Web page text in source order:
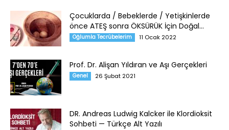
Çocuklarda / Bebeklerde / Yetişkinlerde
önce ATEŞ sonra ÖKSÜRÜK İçin Doğal...
Oğlumla Tecrübelerim 11 Ocak 2022
Prof. Dr. Alişan Yıldıran ve Aşı Gerçekleri
Genel 26 Şubat 2021
DR. Andreas Ludwig Kalcker ile Klordioksit
Sohbeti — Türkçe Alt Yazılı